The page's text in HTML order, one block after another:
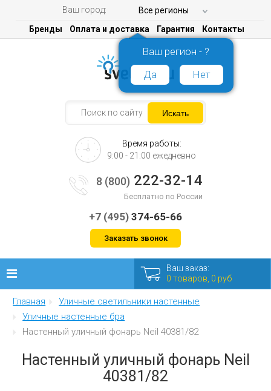
Ваш город: Все регионы
Ваш регион - ?
Да
Нет
Бренды Оплата и доставка Гарантия Контакты
Время работы:
9:00 - 21:00 ежедневно
8 (800) 222-32-14
Бесплатно по России
+7 (495) 374-65-66
Заказать звонок
Люстры
Бра
Интерьерные
Ваш заказ:
0 товаров, 0 руб
Главная
Уличные светильники настенные
Уличные настенные бра
Настенный уличный фонарь Neil 40381/82
Настенный уличный фонарь Neil
40381/82